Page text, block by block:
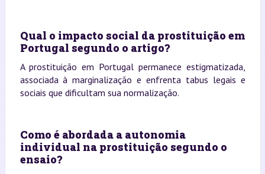
Qual o impacto social da prostituição em
Portugal segundo o artigo?
A prostituição em Portugal permanece estigmatizada,
associada à marginalização e enfrenta tabus legais e
sociais que dificultam sua normalização.
Como é abordada a autonomia
individual na prostituição segundo o
ensaio?